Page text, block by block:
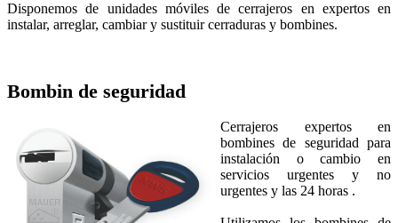
Disponemos de unidades móviles de cerrajeros en expertos en
instalar, arreglar, cambiar y sustituir cerraduras y bombines.
Bombin de seguridad
Cerrajeros expertos en
bombines de seguridad para
instalación o cambio en
servicios urgentes y no
urgentes y las 24 horas .